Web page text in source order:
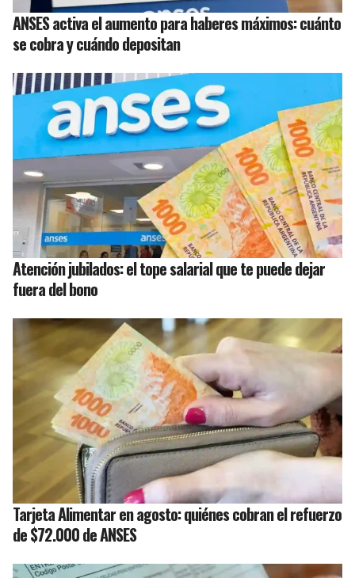
ANSES activa el aumento para haberes máximos: cuánto
se cobra y cuándo depositan
Atención jubilados: el tope salarial que te puede dejar
fuera del bono
Tarjeta Alimentar en agosto: quiénes cobran el refuerzo
de $72.000 de ANSES